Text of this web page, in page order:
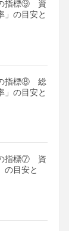
の指標⑨ 資
」の目安と
の指標⑧ 総
」の目安と
の指標⑦ 資
の目安と